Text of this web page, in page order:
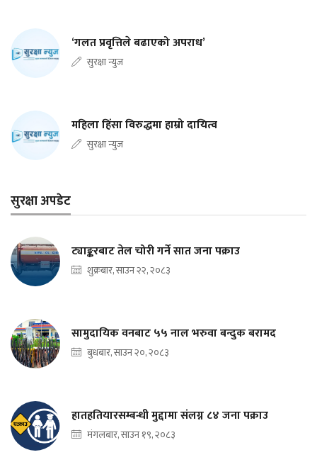
‘गलत प्रवृत्तिले बढाएको अपराध’
सुरक्षा न्युज
महिला हिंसा विरुद्धमा हाम्रो दायित्व
सुरक्षा न्युज
सुरक्षा अपडेट
ट्याङ्करबाट तेल चोरी गर्ने सात जना पक्राउ
शुक्रबार, साउन २२, २०८३
सामुदायिक वनबाट ५५ नाल भरुवा बन्दुक बरामद
बुधबार, साउन २०, २०८३
हातहतियारसम्बन्धी मुद्दामा संलग्न ८४ जना पक्राउ
मंगलबार, साउन १९, २०८३